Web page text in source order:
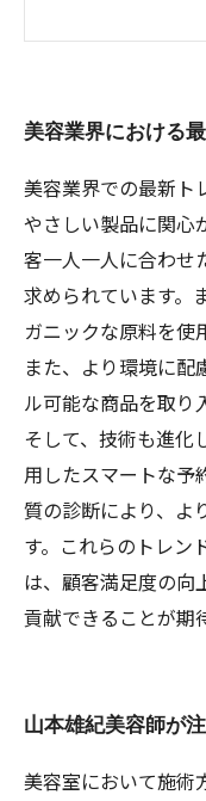
美容業界における
美容業界での最新ト
やさしい製品に関心
客一人一人に合わせ
求められています。
ガニックな原料を使
また、より環境に配
ル可能な商品を取り
そして、技術も進化
用したスマートな予
質の診断により、よ
す。これらのトレン
は、顧客満足度の向
貢献できることが期
山本雄紀美容師が
美容室において施術